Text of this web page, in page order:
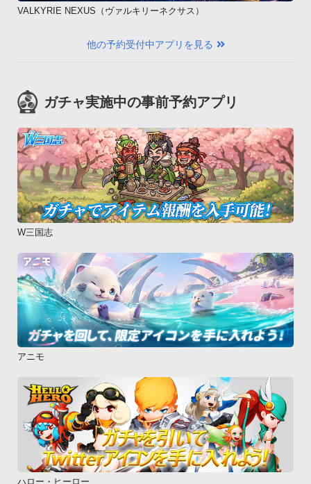
VALKYRIE NEXUS（ヴァルキリーネクサス）
他の予約受付中アプリを見る
ガチャ実施中の事前予約アプリ
W三国志
アニモ
ハロー・ヒーロー